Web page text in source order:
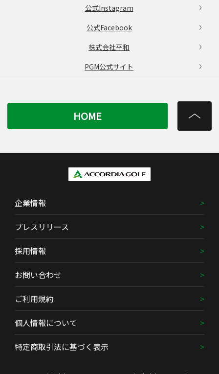
公式Instagram
公式Facebook
株式会社平和
PGM公式サイト
HOME
企業情報
プレスリリース
採用情報
お問い合わせ
ご利用規約
個人情報について
特定商取引法に基づく表示